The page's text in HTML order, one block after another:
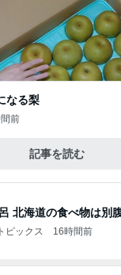
なる梨
前
記事を読む
北海道の食べ物は別
ピックス 16時間前